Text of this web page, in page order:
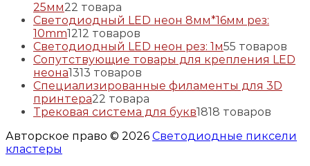
25мм22 товара
Светодиодный LED неон 8мм*16мм рез:
10mm1212 товаров
Светодиодный LED неон рез: 1м55 товаров
Сопутствующие товары для крепления LED
неона1313 товаров
Специализированные филаменты для 3D
принтера22 товара
Трековая система для букв1818 товаров
Авторское право © 2026 Светодиодные пиксели
кластеры